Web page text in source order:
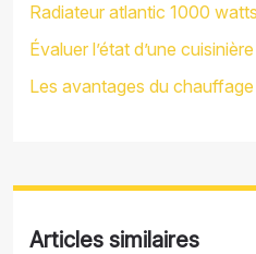
Radiateur atlantic 1000
Évaluer l’état d’une
Les avantages du
Articles similaires